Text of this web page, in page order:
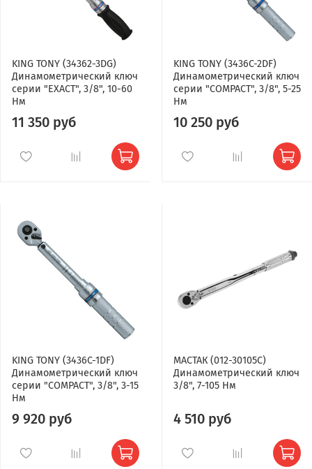
KING TONY (34362-3DG)
Динамометрический ключ
серии "EXACT", 3/8", 10-60
Нм
11 350 руб
KING TONY (3436C-2DF)
Динамометрический ключ
серии "COMPACT", 3/8", 5-25
Нм
10 250 руб
KING TONY (3436C-1DF)
Динамометрический ключ
серии "COMPACT", 3/8", 3-15
Нм
9 920 руб
МАСТАК (012-30105C)
Динамометрический ключ
3/8", 7-105 Нм
4 510 руб